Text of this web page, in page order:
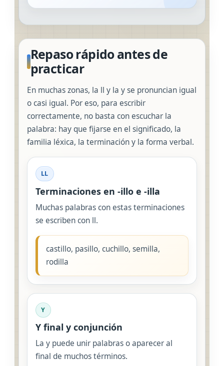
Repaso rápido antes de
practicar
En muchas zonas, la ll y la y se pronuncian igual
o casi igual. Por eso, para escribir
correctamente, no basta con escuchar la
palabra: hay que fijarse en el significado, la
familia léxica, la terminación y la forma verbal.
LL
Terminaciones en -illo e -illa
Muchas palabras con estas terminaciones
se escriben con ll.
castillo, pasillo, cuchillo, semilla,
rodilla
Y
Y final y conjunción
La y puede unir palabras o aparecer al
final de muchos términos.